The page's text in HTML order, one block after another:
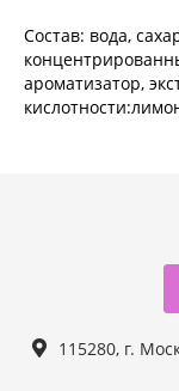
Состав: вода,
ароматизатор,
115280, г.